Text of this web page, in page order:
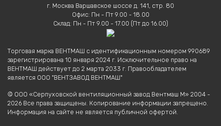
г. Москва Варшавское шоссе д. 141, стр. 80
Офис: Пн - Пт 9.00 - 18.00
Склад: Пн - Пт 9.00 - 17.00 (Пт до 16.00)
Торговая марка ВЕНТМАШ с идентификационным номером 990689
зарегистрирована 10 января 2024 г. Исключительное право на
ВЕНТМАШ действует до 2 марта 2033 г. Правообладателем
является ООО "ВЕНТЗАВОД ВЕНТМАШ"
© ООО «Серпуховской вентиляционный завод Вентмаш М» 2004 -
2026 Все права защищены. Копирование информации запрещено.
Информация на сайте не является публичной офертой.